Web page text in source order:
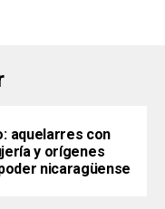
aquelarres con
y orígenes
nicaragüense